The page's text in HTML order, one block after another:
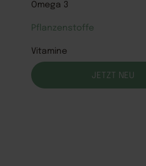
Omega 3
Pflanzenstoffe
Vitamine
JETZT NEU